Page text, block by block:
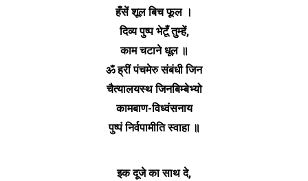
हँसें शूल बिच फूल ।
दिव्य पुष्प भेटूँ तुम्हें,
काम चटाने धूल ॥
ॐ ह्रीं पंचमेरु संबंधी जिन
चैत्यालयस्थ जिनबिम्बेभ्यो
कामबाण-विध्वंसनाय
पुष्पं निर्वपामीति स्वाहा ॥
इक दूजे का साथ दे,